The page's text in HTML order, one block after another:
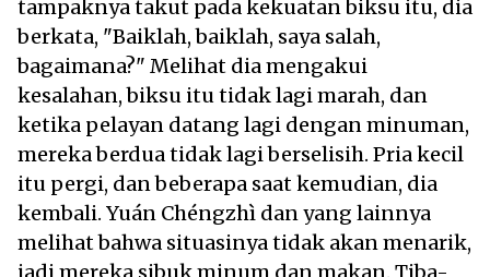
tampaknya takut pada kekuatan biksu itu, dia
berkata, "Baiklah, baiklah, saya salah,
bagaimana?" Melihat dia mengakui
kesalahan, biksu itu tidak lagi marah, dan
ketika pelayan datang lagi dengan minuman,
mereka berdua tidak lagi berselisih. Pria kecil
itu pergi, dan beberapa saat kemudian, dia
kembali. Yuán Chéngzhì dan yang lainnya
melihat bahwa situasinya tidak akan menarik,